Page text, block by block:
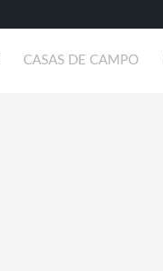
CASAS DE CAMPO